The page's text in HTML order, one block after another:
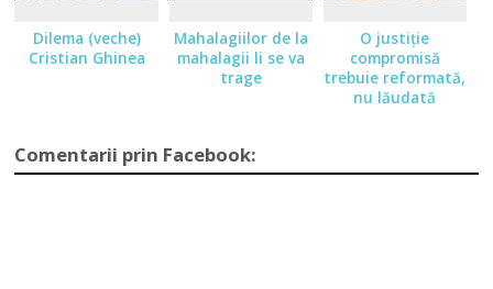
Dilema (veche)
Cristian Ghinea
Mahalagiilor de la
mahalagii li se va
trage
O justiţie
compromisă
trebuie reformată,
nu lăudată
Comentarii prin Facebook: